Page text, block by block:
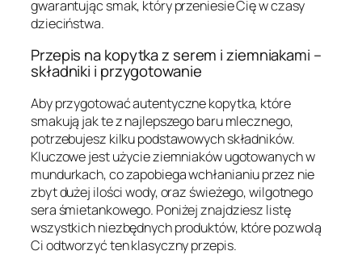
gwarantując smak, który przeniesie Cię w czasy
dzieciństwa.
Przepis na kopytka z serem i ziemniakami –
składniki i przygotowanie
Aby przygotować autentyczne kopytka, które
smakują jak te z najlepszego baru mlecznego,
potrzebujesz kilku podstawowych składników.
Kluczowe jest użycie ziemniaków ugotowanych w
mundurkach, co zapobiega wchłanianiu przez nie
zbyt dużej ilości wody, oraz świeżego, wilgotnego
sera śmietankowego. Poniżej znajdziesz listę
wszystkich niezbędnych produktów, które pozwolą
Ci odtworzyć ten klasyczny przepis.